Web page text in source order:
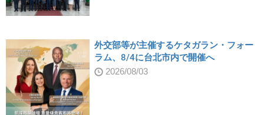
外交部等が主催するケタガラン・フォー
ラム、8/4に台北市内で開催へ
2026/08/03